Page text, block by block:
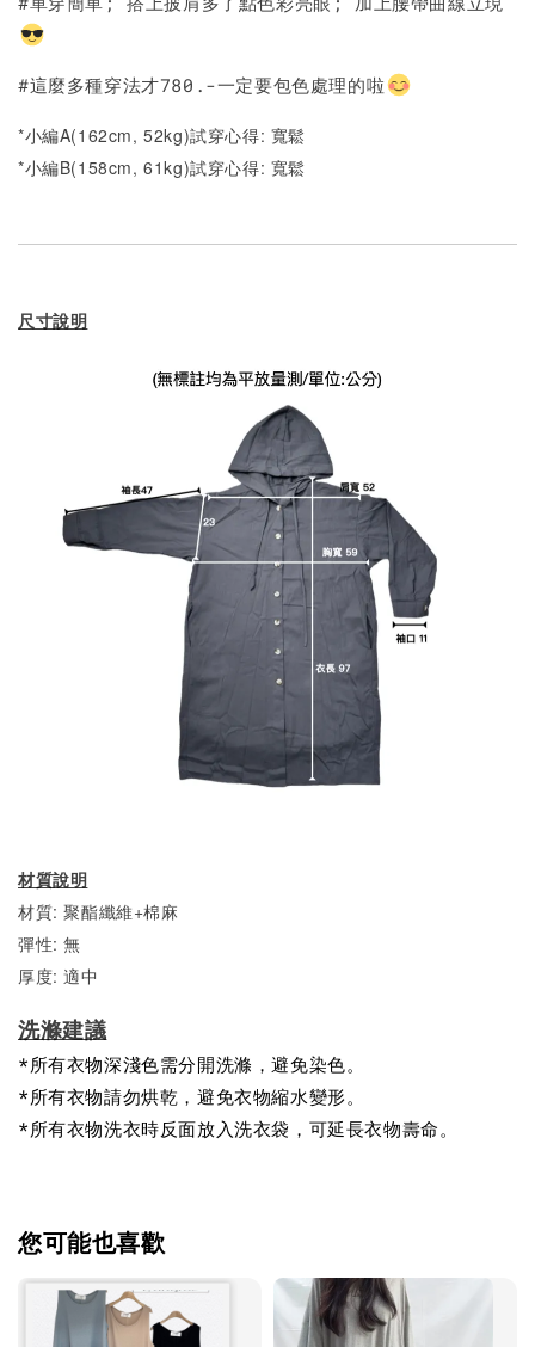
#這麼多種穿法才780.-一定要包色處理的啦
*小編A(162cm, 52kg)試穿心得: 寬鬆
*小編B(158cm, 61kg)試穿心得: 寬鬆
尺寸說明
材質說明
材質: 聚酯纖維+棉麻
彈性: 無
厚度: 適中
洗滌建議
*所有衣物深淺色需分開洗滌，避免染色。
*所有衣物請勿烘乾，避免衣物縮水變形。
*所有衣物洗衣時反面放入洗衣袋，可延長衣物壽命。
您可能也喜歡